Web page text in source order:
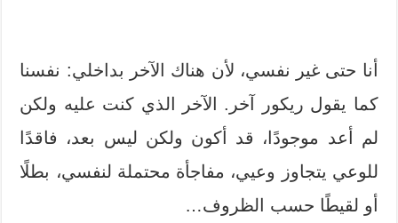
أنا حتى غير نفسي، لأن هناك الآخر بداخلي: نفسنا
كما يقول ريكور آخر. الآخر الذي كنت عليه ولكن
لم أعد موجودًا، قد أكون ولكن ليس بعد، فاقدًا
للوعي يتجاوز وعيي، مفاجأة محتملة لنفسي، بطلًا
أو لقيطًا حسب الظروف…